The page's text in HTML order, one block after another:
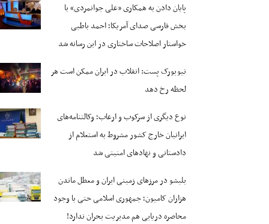
پایان دادن به همکاری «علی جوانمردی» با
بخش فارسی صدای آمریکا؛ احمد باطبی
خواستار اصلاحات ساختاری در این رسانه شد
نیویورک پست: انقلاب در ایران ممکن است هر
لحظه رخ دهد
نوع دیگری از سرکوب و ارعاب؛ وکالتنامه‌های
ایرانیان خارج کشور مشروط به استعلام از
دادستانی و نهادهای امنیتی شد
بلبشو در مرزهای زمینی ایران و معطل ماندن
هزاران کامیون؛ جمهوری اسلامی حتی با وجود
محاصره دریایی هم مدیریت بحران ندارد!